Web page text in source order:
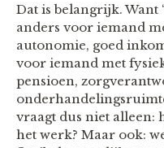
Dat is belangrijk.
anders voor iemand
autonomie, goed
voor iemand met
pensioen,
vraagt dus niet alleen:
het werk? Maar ook: